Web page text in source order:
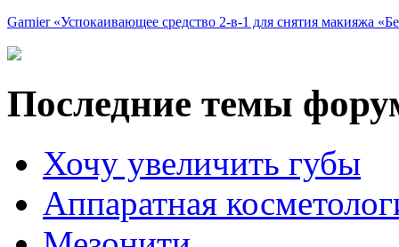
Garnier «Успокаивающее средство 2-в-1 для снятия макияжа
Последние темы
Хочу увеличить губы
Аппаратная